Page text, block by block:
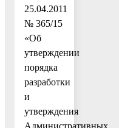
25.04.2011
№ 365/15
«Об
утверждении
порядка
разработки
и
утверждения
Административных